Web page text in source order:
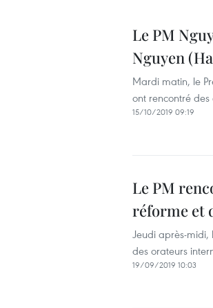
Le PM
Nguyen
Mardi matin, le
ont rencontré
15/10/2019 09:19
Le PM
réforme et
Jeudi après-midi,
des orateurs
19/09/2019 10:03